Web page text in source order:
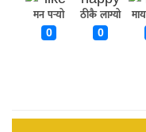
मन पर्‍यो
0
ठीकै लाग्यो
0